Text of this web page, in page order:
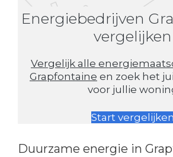
Energiebedrijven
vergelijken
Vergelijk alle
Grapfontaine en zoek het
voor jullie
Start vergelijken
Duurzame energie in